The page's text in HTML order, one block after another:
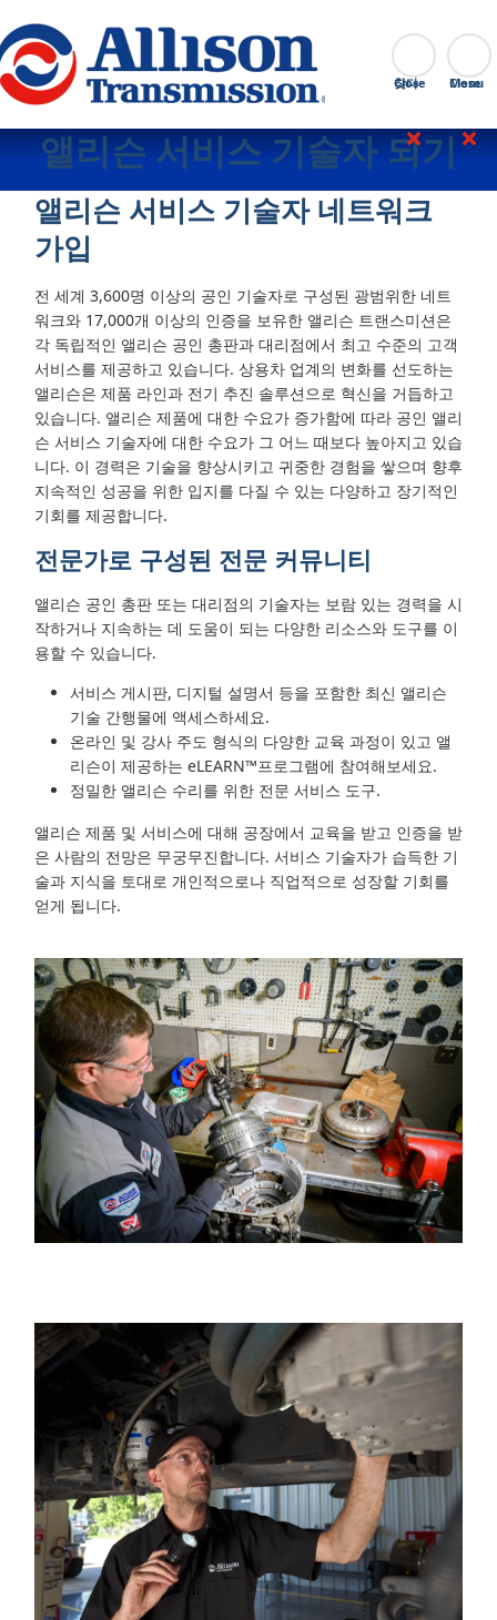
Go Home 찾다
Close
앨리슨 서비스 기술자 되기
앨리슨 서비스 기술자 네트워크
가입
전 세계 3,600명 이상의 공인 기술자로 구성된 광범위한 네트
워크와 17,000개 이상의 인증을 보유한 앨리슨 트랜스미션은
각 독립적인 앨리슨 공인 총판과 대리점에서 최고 수준의 고객
서비스를 제공하고 있습니다. 상용차 업계의 변화를 선도하는
앨리슨은 제품 라인과 전기 추진 솔루션으로 혁신을 거듭하고
있습니다. 앨리슨 제품에 대한 수요가 증가함에 따라 공인 앨리
슨 서비스 기술자에 대한 수요가 그 어느 때보다 높아지고 있습
니다. 이 경력은 기술을 향상시키고 귀중한 경험을 쌓으며 향후
지속적인 성공을 위한 입지를 다질 수 있는 다양하고 장기적인
기회를 제공합니다.
전문가로 구성된 전문 커뮤니티
앨리슨 공인 총판 또는 대리점의 기술자는 보람 있는 경력을 시
작하거나 지속하는 데 도움이 되는 다양한 리소스와 도구를 이
용할 수 있습니다.
서비스 게시판, 디지털 설명서 등을 포함한 최신 앨리슨
기술 간행물에 액세스하세요.
온라인 및 강사 주도 형식의 다양한 교육 과정이 있고 앨
리슨이 제공하는 eLEARN™프로그램에 참여해보세요.
정밀한 앨리슨 수리를 위한 전문 서비스 도구.
앨리슨 제품 및 서비스에 대해 공장에서 교육을 받고 인증을 받
은 사람의 전망은 무궁무진합니다. 서비스 기술자가 습득한 기
술과 지식을 토대로 개인적으로나 직업적으로 성장할 기회를
얻게 됩니다.